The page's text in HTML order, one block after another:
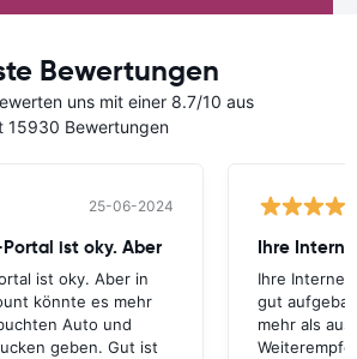
Bewertungen
uns mit einer 8.7/10 aus
15930 Bewertungen
25-06-2024
ist oky. Aber
ist oky. Aber in
könnte es mehr
Auto und
geben. Gut ist
Ihre
gut
mehr als